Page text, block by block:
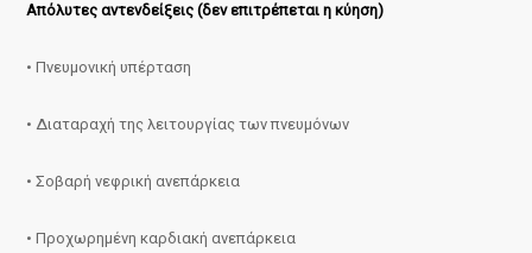
Απόλυτες αντενδείξεις (δεν επιτρέπεται η κύηση)
• Πνευμονική υπέρταση
• Διαταραχή της λειτουργίας των πνευμόνων
• Σοβαρή νεφρική ανεπάρκεια
• Προχωρημένη καρδιακή ανεπάρκεια